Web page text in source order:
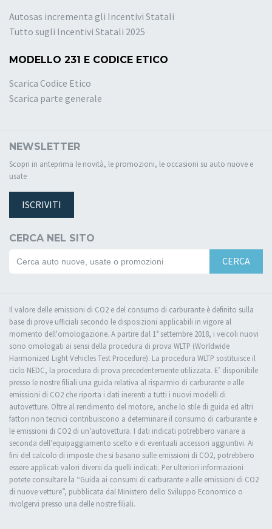
Autosas incrementa gli Incentivi Statali
Tutto sugli Incentivi Statali 2025
MODELLO 231 E CODICE ETICO
Scarica Codice Etico
Scarica parte generale
NEWSLETTER
Scopri in anteprima le novità, le promozioni, le occasioni su auto nuove e
usate
ISCRIVITI
CERCA NEL SITO
CERCA
Il valore delle emissioni di CO2 e del consumo di carburante è definito sulla
base di prove ufficiali secondo le disposizioni applicabili in vigore al
momento dell'omologazione. A partire dal 1° settembre 2018, i veicoli nuovi
sono omologati ai sensi della procedura di prova WLTP (Worldwide
Harmonized Light Vehicles Test Procedure). La procedura WLTP sostituisce il
ciclo NEDC, la procedura di prova precedentemente utilizzata. E’ disponibile
presso le nostre filiali una guida relativa al risparmio di carburante e alle
emissioni di CO2 che riporta i dati inerenti a tutti i nuovi modelli di
autovetture. Oltre al rendimento del motore, anche lo stile di guida ed altri
fattori non tecnici contribuiscono a determinare il consumo di carburante e
le emissioni di CO2 di un’autovettura. I dati indicati potrebbero variare a
seconda dell’equipaggiamento scelto e di eventuali accessori aggiuntivi. Ai
fini del calcolo di imposte che si basano sulle emissioni di CO2, potrebbero
essere applicati valori diversi da quelli indicati. Per ulteriori informazioni
potete consultare la “Guida ai consumi di carburante e alle emissioni di CO2
di nuove vetture”, pubblicata dal Ministero dello Sviluppo Economico o
rivolgervi presso una delle nostre filiali.